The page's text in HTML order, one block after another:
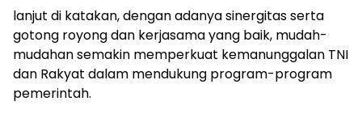
lanjut di katakan, dengan adanya sinergitas serta
gotong royong dan kerjasama yang baik, mudah-
mudahan semakin memperkuat kemanunggalan TNI
dan Rakyat dalam mendukung program-program
pemerintah.